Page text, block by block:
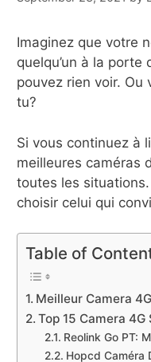
Imaginez que votre
quelqu’un à la
pouvez rien voir. Ou
tu?
Si vous continuez à
meilleures caméras
toutes les
choisir celui qui
Table of
Meilleur Camera
Top 15 Camera
Reolink Go PT:
Hopcd Caméra